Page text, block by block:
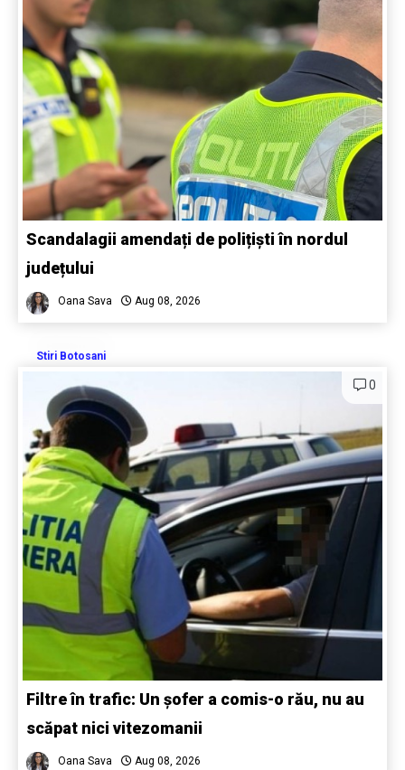
Scandalagii amendați de polițiști în nordul
județului
Oana Sava Aug 08, 2026
Stiri Botosani
0
Filtre în trafic: Un șofer a comis-o rău, nu au
scăpat nici vitezomanii
Oana Sava Aug 08, 2026